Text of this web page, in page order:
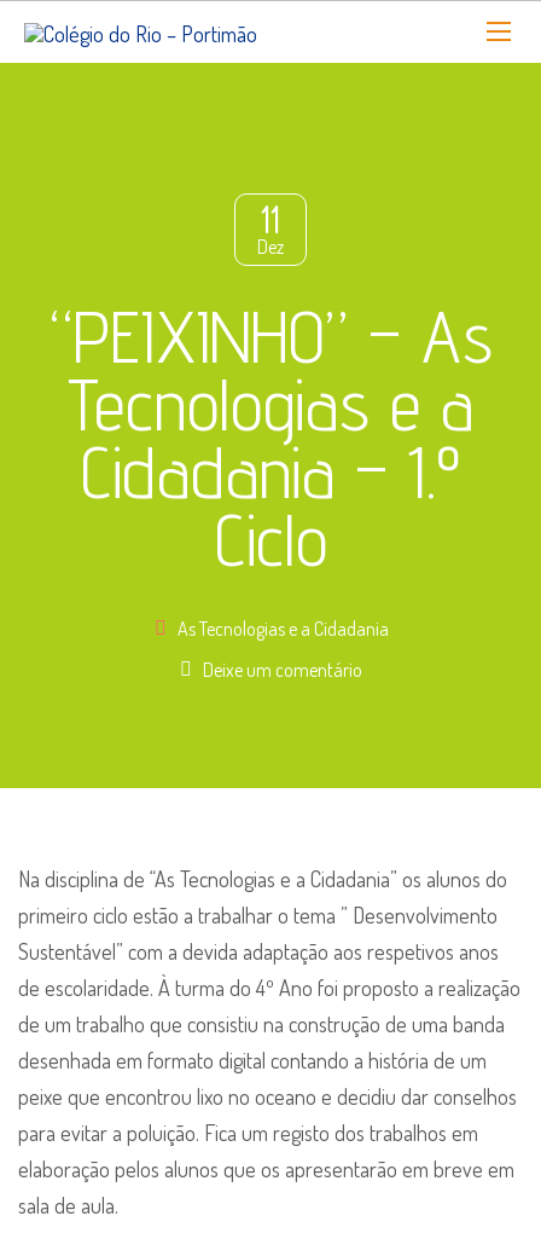
11
Dez
“PEIXINHO” – As
Tecnologias e a
Cidadania – 1.º
Ciclo
As Tecnologias e a Cidadania
Deixe um comentário
Na disciplina de “As Tecnologias e a Cidadania” os alunos do
primeiro ciclo estão a trabalhar o tema ” Desenvolvimento
Sustentável” com a devida adaptação aos respetivos anos
de escolaridade. À turma do 4º Ano foi proposto a realização
de um trabalho que consistiu na construção de uma banda
desenhada em formato digital contando a história de um
peixe que encontrou lixo no oceano e decidiu dar conselhos
para evitar a poluição. Fica um registo dos trabalhos em
elaboração pelos alunos que os apresentarão em breve em
sala de aula.